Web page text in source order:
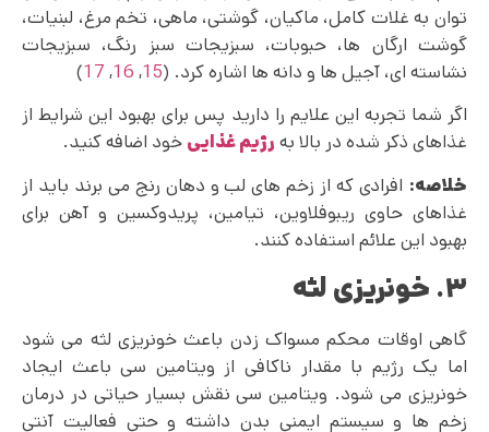
توان به غلات کامل، ماکیان، گوشتی، ماهی، تخم‌ مرغ، لبنیات،
گوشت ارگان ‌ها، حبوبات، سبزیجات سبز رنگ، سبزیجات
نشاسته ای، آجیل ها و دانه‌ ها اشاره کرد. (15
,
16
,
17
)
اگر شما تجربه این علایم را دارید پس برای بهبود این شرایط از
غذاهای ذکر شده در بالا به رژیم غذایی خود اضافه کنید.
خلاصه: افرادی که از زخم های لب و دهان رنج می برند باید از
غذاهای حاوی ریبوفلاوین، تیامین، پریدوکسین و آهن برای
بهبود این علائم استفاده کنند.
۳. خونریزی لثه
گاهی اوقات محکم مسواک زدن باعث خونریزی لثه می‌ شود
اما یک رژیم با مقدار ناکافی از ویتامین سی باعث ایجاد
خونریزی می شود. ویتامین سی نقش بسیار حیاتی در درمان
زخم ها و سیستم ایمنی بدن داشته و حتی فعالیت آنتی